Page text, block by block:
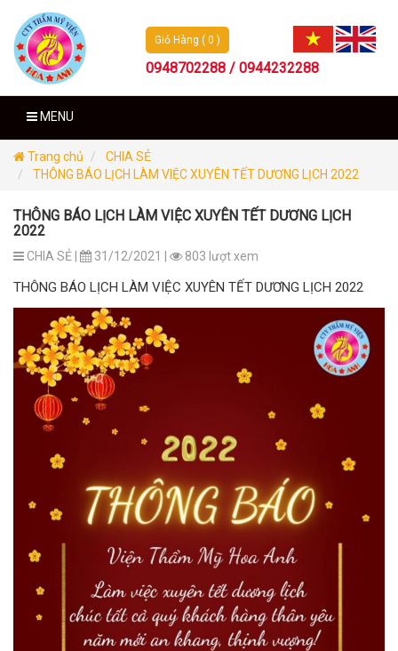
Giỏ Hàng ( 0 )
0948702288 / 0944232288
MENU
Trang chủ
CHIA SẺ
THÔNG BÁO LỊCH LÀM VIỆC XUYÊN TẾT DƯƠNG LỊCH 2022
THÔNG BÁO LỊCH LÀM VIỆC XUYÊN TẾT DƯƠNG LỊCH
2022
CHIA SẺ | 31/12/2021 | 803 lượt xem
THÔNG BÁO LỊCH LÀM VIỆC XUYÊN TẾT DƯƠNG LỊCH 2022